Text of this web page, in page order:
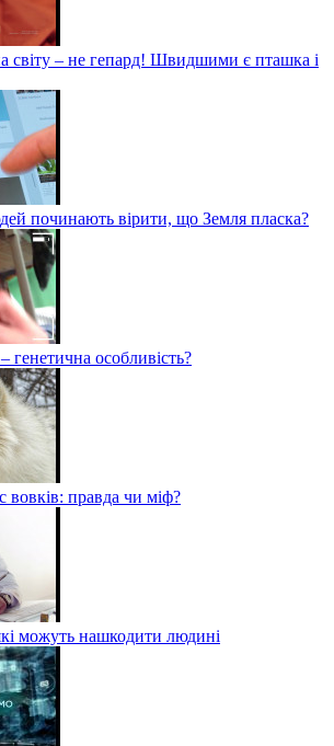
світу – не гепард! Швидшими є пташка і
починають вірити, що Земля пласка?
генетична особливість?
вовків: правда чи міф?
можуть нашкодити людині